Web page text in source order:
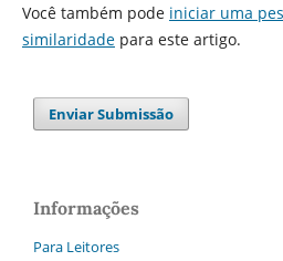
Você também pode iniciar uma
similaridadepara este artigo.
Enviar Submissão
Informações
Para Leitores